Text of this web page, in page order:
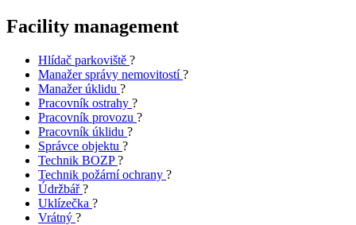
Facility management
Hlídač parkoviště ?
Manažer správy nemovitostí?
Manažer úklidu ?
Pracovník ostrahy ?
Pracovník provozu ?
Pracovník úklidu ?
Správce objektu ?
Technik BOZP?
Technik požární ochrany ?
Údržbář?
Uklízečka ?
Vrátný ?